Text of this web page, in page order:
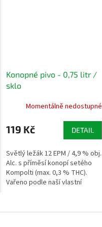
Konopné pivo - 0,75 litr /
sklo
Momentálně nedostupné
119 Kč DETAIL
Světlý ležák 12 EPM / 4,9 % obj.
Alc. s příměsí konopí setého
Kompolti (max. 0,3 % THC).
Vařeno podle naší vlastní